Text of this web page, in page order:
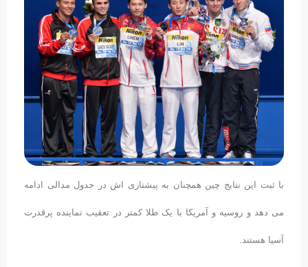
با ثبت این نتایج چین همچنان به پیشتازی اش در جدول مدالی ادامه
می دهد و روسیه و آمریکا با یک طلا کمتر در تعقیب نماینده پرقدرت
آسیا هستند.